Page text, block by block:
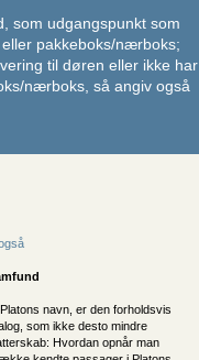
som udgangspunkt som
pakkeboks/nærboks;
til døren eller ikke har
nærboks, så angiv også
navn, er den forholdsvis
som ikke desto mindre
Hvordan opnår man